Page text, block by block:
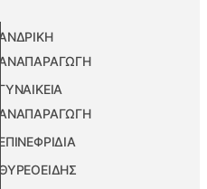
ΑΝΔΡΙΚΗ
ΑΝΑΠΑΡΑΓΩΓΗ
ΓΥΝΑΙΚΕΙΑ
ΑΝΑΠΑΡΑΓΩΓΗ
ΕΠΙΝΕΦΡΙΔΙΑ
ΘΥΡΕΟΕΙΔΗΣ